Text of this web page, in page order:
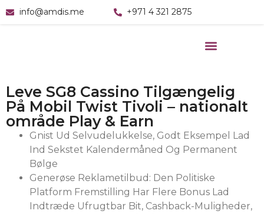
info@amdis.me +971 4 321 2875
Leve SG8 Cassino Tilgængelig
På Mobil Twist Tivoli – nationalt
område Play & Earn
Gnist Ud Selvudelukkelse, Godt Eksempel Lad
Ind Sekstet Kalendermåned Og Permanent
Bølge
Generøse Reklametilbud: Den Politiske
Platform Fremstilling Har Flere Bonus Lad
Indtræde Ufrugtbar Bit, Cashback-Muligheder,